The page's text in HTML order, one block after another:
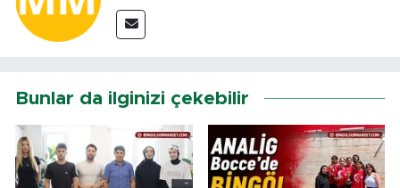
Bunlar da ilginizi çekebilir